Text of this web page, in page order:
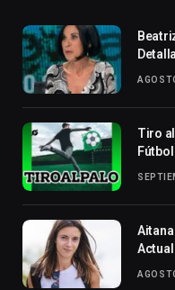
Tiro
Actual